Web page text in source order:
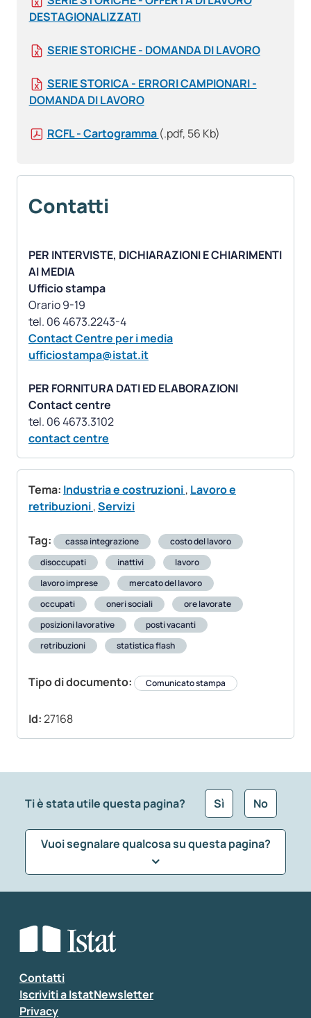
DESTAGIONALIZZATI
SERIE STORICHE - DOMANDA DI LAVORO
SERIE STORICA - ERRORI CAMPIONARI -
DOMANDA DI LAVORO
RCFL - Cartogramma (.pdf, 56 Kb)
Contatti
PER INTERVISTE, DICHIARAZIONI E CHIARIMENTI
AI MEDIA
Ufficio stampa
Orario 9-19
Contact Centre per i media
ufficiostampa@istat.it
PER FORNITURA DATI ED ELABORAZIONI
Contact centre
contact centre
Tema: Industria e costruzioni, Lavoro e
retribuzioni,Servizi
Tag: cassa integrazione
costo del lavoro
disoccupati
inattivi
lavoro
lavoro imprese
mercato del lavoro
occupati
oneri sociali
ore lavorate
posizioni lavorative
posti vacanti
retribuzioni
statistica flash
Tipo di documento: Comunicato stampa
Id:27168
Ti è stata utile questa pagina? Sì No
Vuoi segnalare qualcosa su questa pagina?
Seleziona la tipologia della segnalazione
Inserisci il tuo commento
Contatti
Iscriviti a IstatNewsletter
Privacy